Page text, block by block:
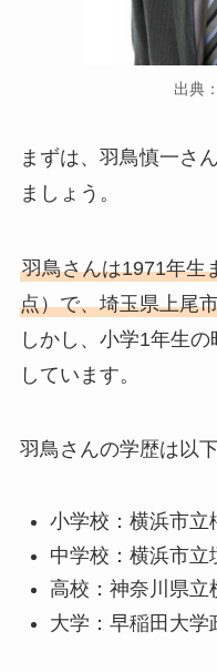
出典：
まずは、羽鳥慎一さ
ましょう。
羽鳥さんは1971年生
点）で、埼玉県上尾
しかし、小学1年生
しています。
羽鳥さんの学歴は以
小学校：横浜市立
中学校：横浜市立
高校：神奈川県立
大学：早稲田大